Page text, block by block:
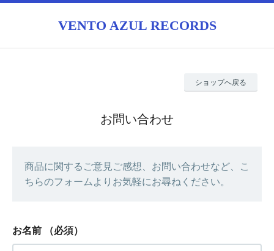
VENTO AZUL RECORDS
ショップへ戻る
お問い合わせ
商品に関するご意見ご感想、お問い合わせなど、こ
ちらのフォームよりお気軽にお尋ねください。
お名前 （必須）